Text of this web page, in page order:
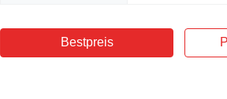
Bestpreis